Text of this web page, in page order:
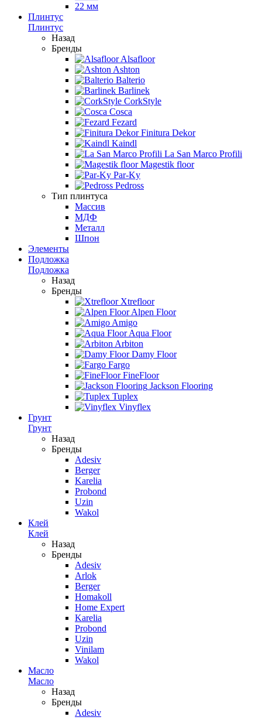
22 мм
Плинтус
Плинтус
Назад
Бренды
Alsafloor
Ashton
Balterio
Barlinek
CorkStyle
Cosca
Fezard
Finitura Dekor
Kaindl
La San Marco Profili
Magestik floor
Par-Ky
Pedross
Тип плинтуса
Массив
МДФ
Металл
Шпон
Элементы
Подложка
Подложка
Назад
Бренды
Xtrefloor
Alpen Floor
Amigo
Aqua Floor
Arbiton
Damy Floor
Fargo
FineFloor
Jackson Flooring
Tuplex
Vinyflex
Грунт
Грунт
Назад
Бренды
Adesiv
Berger
Karelia
Probond
Uzin
Wakol
Клей
Клей
Назад
Бренды
Adesiv
Arlok
Berger
Homakoll
Home Expert
Karelia
Probond
Uzin
Vinilam
Wakol
Масло
Масло
Назад
Бренды
Adesiv